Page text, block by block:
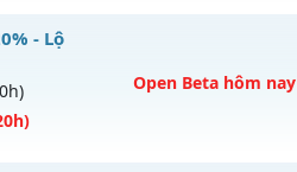
muhoalong vào 13h
- Lộ
Open Beta hôm nay